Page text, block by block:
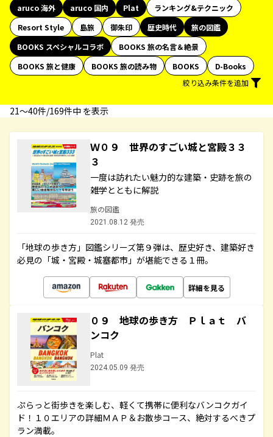
aruco 海外
aruco 国内 Plat
ランキング&テクニック
Resort Style
島旅 御朱印 歴史時代
旅の図鑑
BOOKS スペシャルコラボ
BOOKS 旅の名言＆絶景
BOOKS 旅と健康
BOOKS 旅の読み物 BOOKS
D-Books
絞り込み条件を追加
21〜40件/169件中 を表示
Ｗ０９ 世界のすごい城と宮殿３３
３
一度は訪れたい魅力的な建築・史跡を旅の
雑学とともに解説
旅の図鑑
2021.08.12 発売
「地球の歩き方」図鑑シリーズ第９弾は、歴史好き、建築好き
必見の「城・宮殿・城塞都市」が堪能できる１冊。
詳細を見る
０９ 地球の歩き方 Ｐｌａｔ バ
ンコク
Plat
2024.05.09 発売
ぷらっと街歩きを楽しむ、軽くて携帯に便利なバンコクガイ
ド！１０エリアの詳細ＭＡＰ＆お散歩コース、絶対するべきプ
ラン満載。